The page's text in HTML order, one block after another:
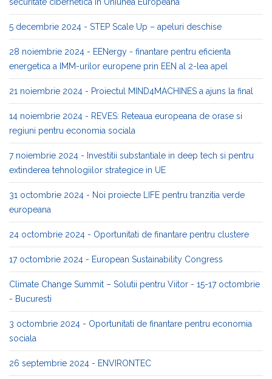
5 decembrie 2024 - STEP Scale Up – apeluri deschise
28 noiembrie 2024 - EENergy - finantare pentru eficienta
energetica a IMM-urilor europene prin EEN al 2-lea apel
21 noiembrie 2024 - Proiectul MIND4MACHINES a ajuns la final
14 noiembrie 2024 - REVES: Reteaua europeana de orase si
regiuni pentru economia sociala
7 noiembrie 2024 - Investitii substantiale in deep tech si pentru
extinderea tehnologiilor strategice in UE
31 octombrie 2024 - Noi proiecte LIFE pentru tranzitia verde
europeana
24 octombrie 2024 - Oportunitati de finantare pentru clustere
17 octombrie 2024 - European Sustainability Congress
Climate Change Summit – Solutii pentru Viitor - 15-17 octombrie
- Bucuresti
3 octombrie 2024 - Oportunitati de finantare pentru economia
sociala
26 septembrie 2024 - ENVIRONTEC